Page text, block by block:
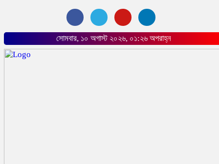
সোমবার, ১০ অগাস্ট ২০২৬, ০১:২৬ অপরাহ্ন